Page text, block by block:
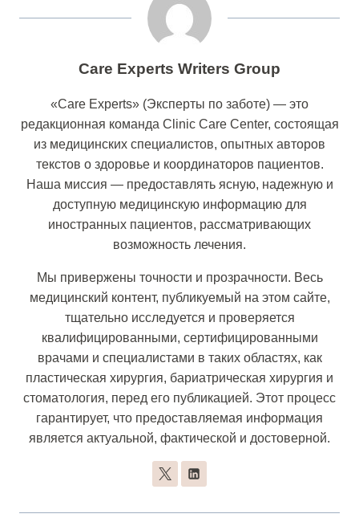
Care Experts Writers Group
«Care Experts» (Эксперты по заботе) — это
редакционная команда Clinic Care Center, состоящая
из медицинских специалистов, опытных авторов
текстов о здоровье и координаторов пациентов.
Наша миссия — предоставлять ясную, надежную и
доступную медицинскую информацию для
иностранных пациентов, рассматривающих
возможность лечения.
Мы привержены точности и прозрачности. Весь
медицинский контент, публикуемый на этом сайте,
тщательно исследуется и проверяется
квалифицированными, сертифицированными
врачами и специалистами в таких областях, как
пластическая хирургия, бариатрическая хирургия и
стоматология, перед его публикацией. Этот процесс
гарантирует, что предоставляемая информация
является актуальной, фактической и достоверной.